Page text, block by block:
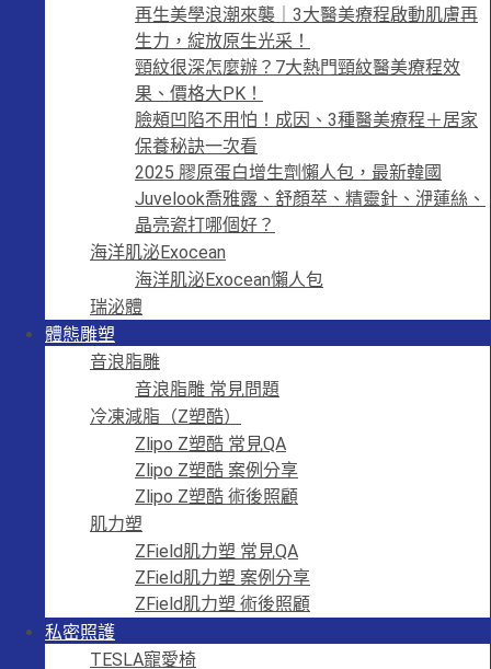
再生美學浪潮來襲｜3大醫美療程啟動肌膚再
生力，綻放原生光采！
頸紋很深怎麼辦？7大熱門頸紋醫美療程效
果、價格大PK！
臉頰凹陷不用怕！成因、3種醫美療程＋居家
保養秘訣一次看
2025 膠原蛋白增生劑懶人包，最新韓國
Juvelook喬雅露、舒顏萃、精靈針、洢蓮絲、
晶亮瓷打哪個好？
海洋肌泌Exocean
海洋肌泌Exocean懶人包
瑞泌體
體態雕塑
音浪脂雕
音浪脂雕 常見問題
冷凍減脂（Z塑酷）
Zlipo Z塑酷 常見QA
Zlipo Z塑酷 案例分享
Zlipo Z塑酷 術後照顧
肌力塑
ZField肌力塑 常見QA
ZField肌力塑 案例分享
ZField肌力塑 術後照顧
私密照護
TESLA寵愛椅